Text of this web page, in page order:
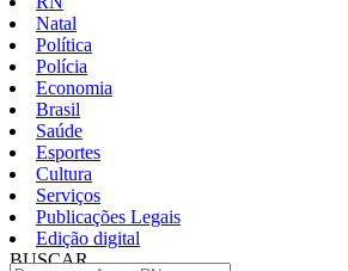
Natal
Política
Polícia
Economia
Brasil
Saúde
Esportes
Cultura
Serviços
Publicações Legais
Edição digital
BUSCAR